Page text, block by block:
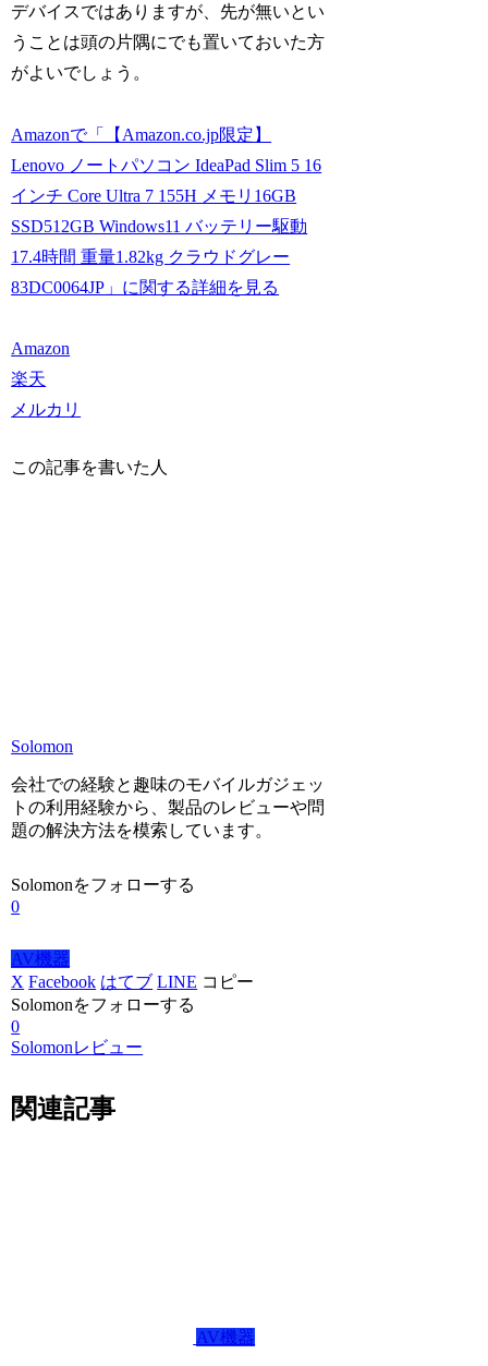
デバイスではありますが、先が無いとい
うことは頭の片隅にでも置いておいた方
がよいでしょう。
Amazonで「【Amazon.co.jp限定】
Lenovo ノートパソコン IdeaPad Slim 5 16
インチ Core Ultra 7 155H メモリ16GB
SSD512GB Windows11 バッテリー駆動
17.4時間 重量1.82kg クラウドグレー
83DC0064JP」に関する詳細を見る
Amazon
楽天
メルカリ
この記事を書いた人
Solomon
会社での経験と趣味のモバイルガジェッ
トの利用経験から、製品のレビューや問
題の解決方法を模索しています。
Solomonをフォローする
0
AV機器
X Facebook はてブ LINE コピー
Solomonをフォローする
0
Solomonレビュー
関連記事
AV機器